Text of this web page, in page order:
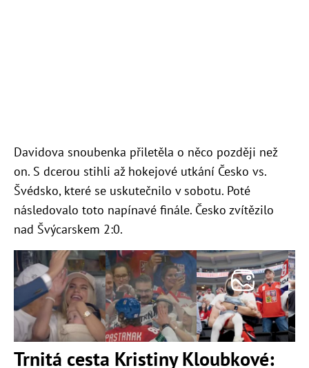
Davidova snoubenka přiletěla o něco později než
on. S dcerou stihli až hokejové utkání Česko vs.
Švédsko, které se uskutečnilo v sobotu. Poté
následovalo toto napínavé finále. Česko zvítězilo
nad Švýcarskem 2:0.
Trnitá cesta Kristiny Kloubkové: